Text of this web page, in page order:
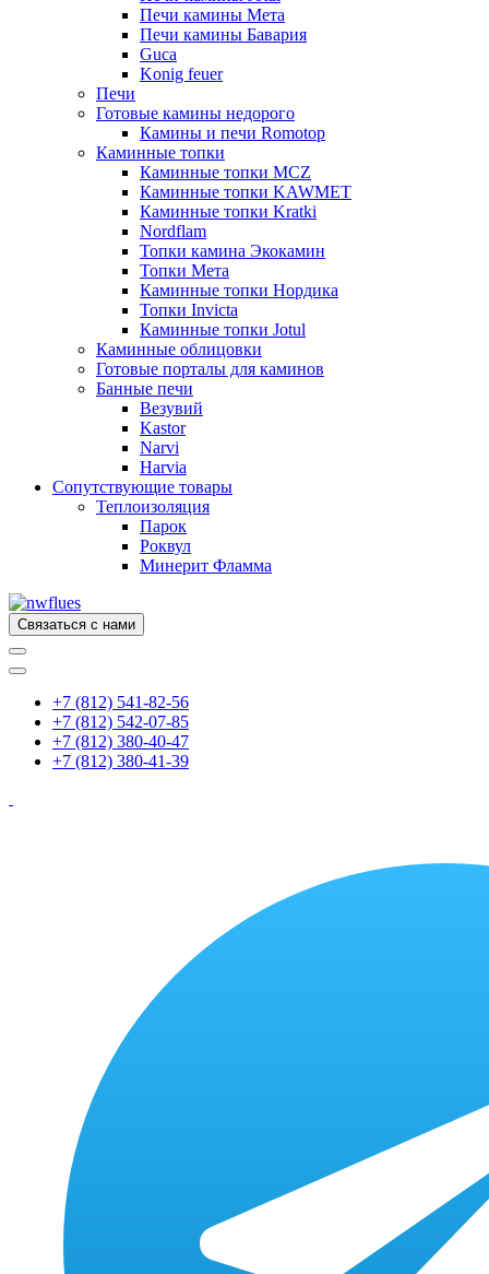
Печи камины Мета
Печи камины Бавария
Guca
Konig feuer
Печи
Готовые камины недорого
Камины и печи Romotop
Каминные топки
Каминные топки MCZ
Каминные топки KAWMET
Каминные топки Kratki
Nordflam
Топки камина Экокамин
Топки Мета
Каминные топки Нордика
Топки Invicta
Каминные топки Jotul
Каминные облицовки
Готовые порталы для каминов
Банные печи
Везувий
Kastor
Narvi
Harvia
Сопутствующие товары
Теплоизоляция
Парок
Роквул
Минерит Фламма
Связаться с нами
+7 (812) 541-82-56
+7 (812) 542-07-85
+7 (812) 380-40-47
+7 (812) 380-41-39